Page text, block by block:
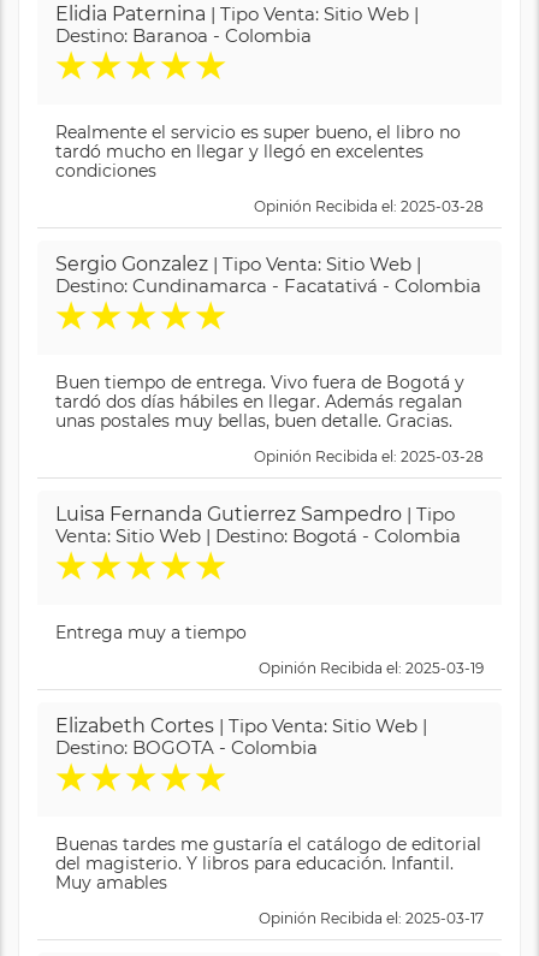
Elidia Paternina | Tipo Venta: Sitio Web |
Destino: Baranoa - Colombia
★★★★★
Realmente el servicio es super bueno, el libro no
tardó mucho en llegar y llegó en excelentes
condiciones
Opinión Recibida el: 2025-03-28
Sergio Gonzalez | Tipo Venta: Sitio Web |
Destino: Cundinamarca - Facatativá - Colombia
★★★★★
Buen tiempo de entrega. Vivo fuera de Bogotá y
tardó dos días hábiles en llegar. Además regalan
unas postales muy bellas, buen detalle. Gracias.
Opinión Recibida el: 2025-03-28
Luisa Fernanda Gutierrez Sampedro | Tipo
Venta: Sitio Web | Destino: Bogotá - Colombia
★★★★★
Entrega muy a tiempo
Opinión Recibida el: 2025-03-19
Elizabeth Cortes | Tipo Venta: Sitio Web |
Destino: BOGOTA - Colombia
★★★★★
Buenas tardes me gustaría el catálogo de editorial
del magisterio. Y libros para educación. Infantil.
Muy amables
Opinión Recibida el: 2025-03-17